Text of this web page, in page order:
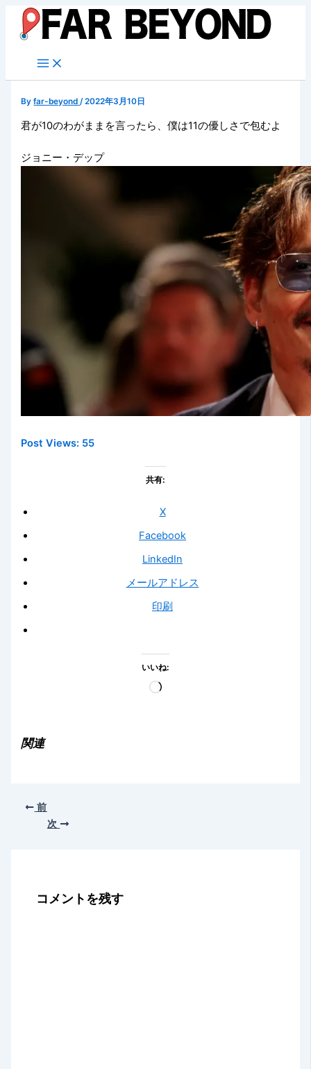
キ
Byfar-beyond/2022年3月10日
君が10のわがままを言ったら、僕は11の優しさで包むよ
ジョニー・デップ
Post Views: 55
共有:
X
Facebook
LinkedIn
メールアドレス
印刷
いいね:
読
関連
前
次
コメントを残す